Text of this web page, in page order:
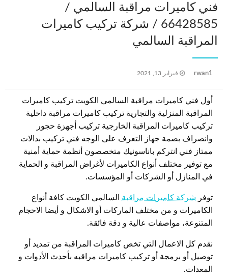
فني كاميرات مراقبة السالمي /
66428585 / شركة تركيب كاميرات
المراقبة السالمي
rwan1
نُشر
فبراير 13, 2021
أول فني كاميرات مراقبة السالمي الكويت تركيب كاميرات
المراقبة المنزلية والتجارية تركيب كاميرات مراقبة داخلية
تركيب كاميرات المراقبة الخارجية تركيب أجهزة حجور
وانصراف بصمة جهاز التعرف على الوجه فني تركيب بدالات
ممتاز فني انتركم باناسونيك متخصصون أنظمة حماية أمنية
مع توفير مختلف أنواع الكاميرات لأغراض المراقبة و الحماية
في المنازل أو الشركات أو المؤسسات.
توفر شركة كاميرات مراقبة السالمي الكويت كافة أنواع
الكاميرات و من مختلف الماركات أو الاشكال و أيضا الاحجام
المتنوعة، مواصفات عالية و دقة فائقة.
نقدم كل الاعمال التي تخص كاميرات المراقبة من تمديد أو
توصيل أو برمجة أو تركيب كاميرات مراقبه بأحدث الأدوات و
المعدات.